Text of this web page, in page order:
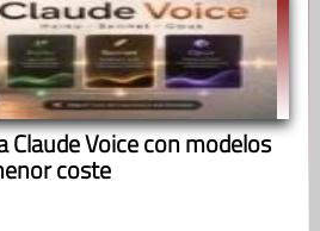
Voice con modelos
coste